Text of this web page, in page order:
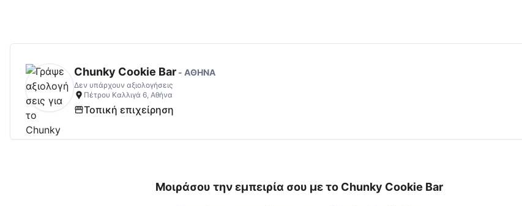
Chunky Cookie BarΑξιολογήσεις | Δες Αξιολογήσεις και Κριτικές για
Chunky Cookie Bar - ΑΘΗΝΑ
Δεν υπάρχουν αξιολογήσεις
Πέτρου Καλλιγά 6, Αθήνα
Τοπική επιχείρηση
Μοιράσου την εμπειρία σου με το Chunky Cookie Bar